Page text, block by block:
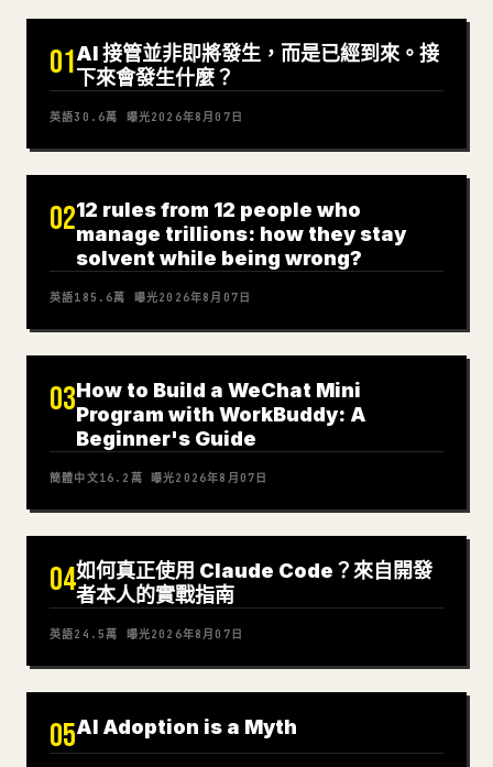
01AI 接管並非即將發生，而是已經到來。接
下來會發生什麼？
英語30.6萬 曝光2026年8月07日
0212 rules from 12 people who
manage trillions: how they stay
solvent while being wrong?
英語185.6萬 曝光2026年8月07日
03How to Build a WeChat Mini
Program with WorkBuddy: A
Beginner's Guide
簡體中文16.2萬 曝光2026年8月07日
04如何真正使用 Claude Code？來自開發
者本人的實戰指南
英語24.5萬 曝光2026年8月07日
05AI Adoption is a Myth